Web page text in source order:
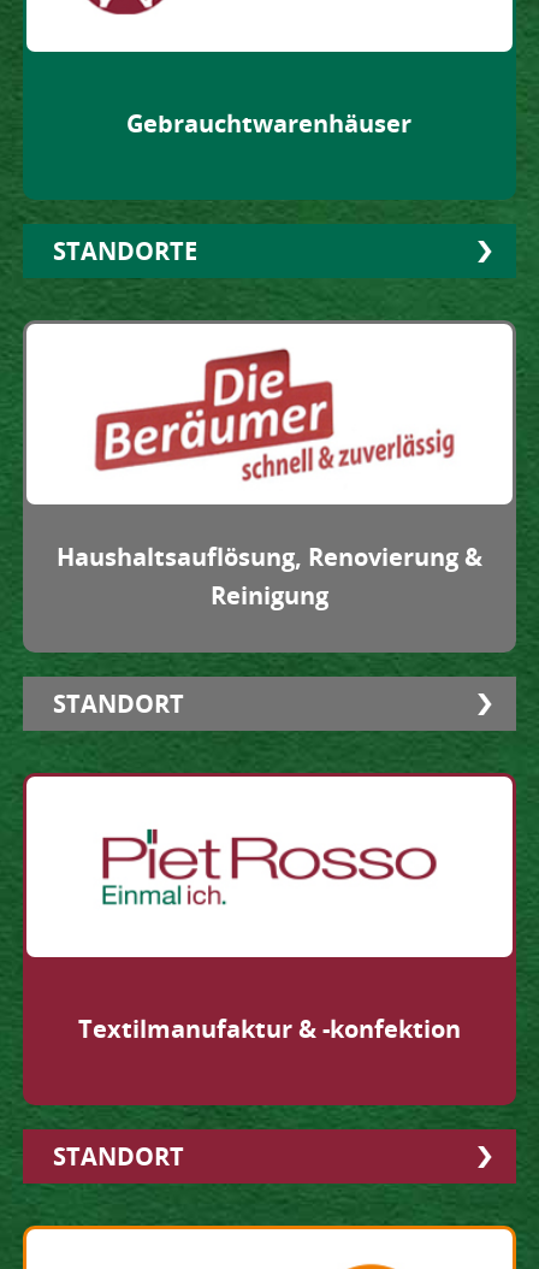
Gebraucht­waren­häuser
STANDORTE
CHEMNITZ
Altchemnitzer Str. 15 - 17
chemnitz@netzwerk-mittweida.de
0371 23615051
Öffnungszeiten:
montags-freitags 09.00 - 18.00 Uhr
FRANKENBERG
FREIBERG
DÖBELN
Haushalts­auflösung, Renovierung &
Reinigung
STANDORT
Altchemnitzer Str. 15 - 17
0371 23615050
beraeumer@netzwerk-mittweida.de
Textil­manu­faktur &-konfektion
STANDORT
Industrieweg 8